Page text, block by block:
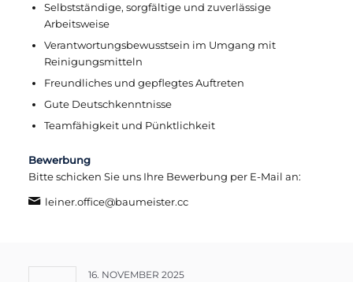
Selbstständige, sorgfältige und zuverlässige
Arbeitsweise
Verantwortungsbewusstsein im Umgang mit
Reinigungsmitteln
Freundliches und gepflegtes Auftreten
Gute Deutschkenntnisse
Teamfähigkeit und Pünktlichkeit
Bewerbung
Bitte schicken Sie uns Ihre Bewerbung per E-Mail an:
leiner.office@baumeister.cc
16. NOVEMBER 2025